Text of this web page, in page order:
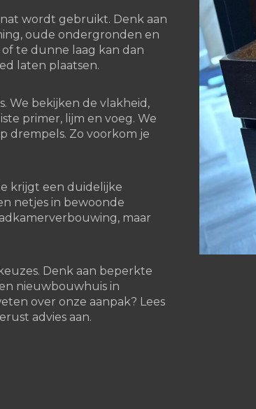
wordt gebruikt. Denk aan
oude ondergronden en
te dunne laag kan dan
laten plaatsen.
We bekijken de vlakheid,
primer, lijm en voeg. We
drempels. Zo voorkom je
krijgt een duidelijke
netjes in bewoonde
maar
Denk aan beperkte
nieuwbouwhuis in
over onze aanpak? Lees
advies aan.